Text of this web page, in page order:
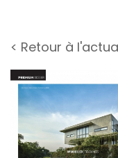
< Retour à